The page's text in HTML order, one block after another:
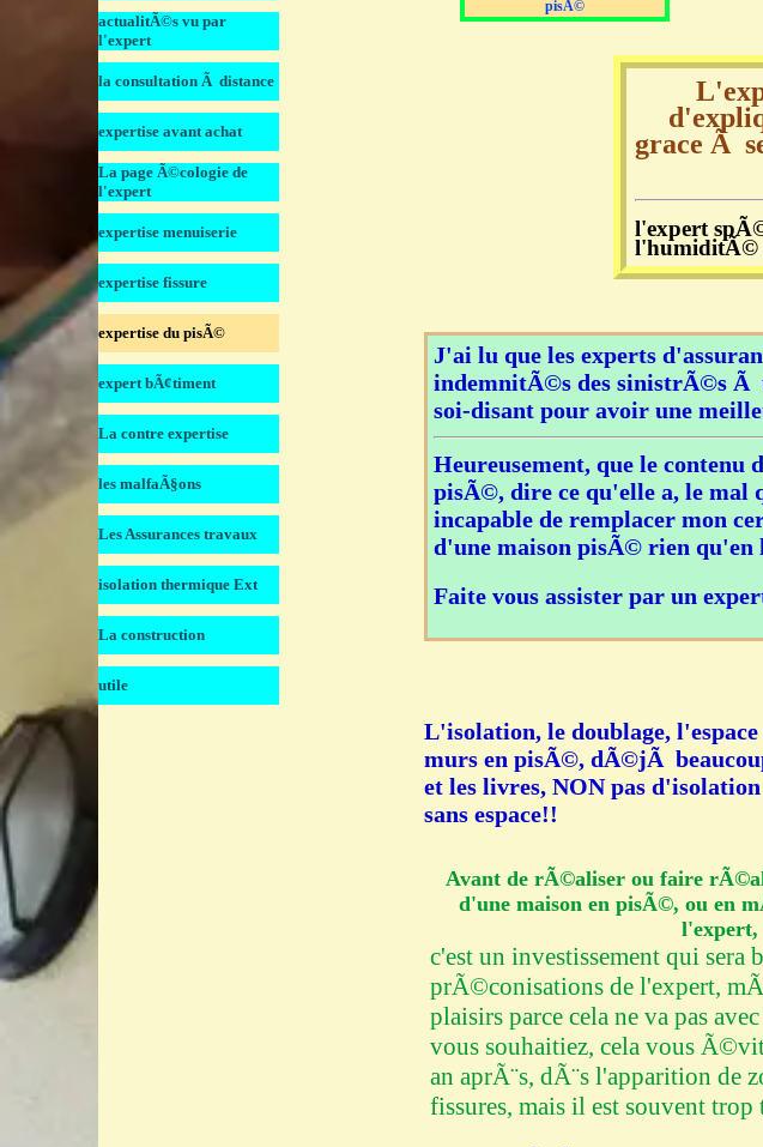
actualitÃ©s vu par
l'expert
la consultation Ã distance
expertise avant achat
La page Ã©cologie de
l'expert
expertise menuiserie
expertise fissure
expertise du pisÃ©
expert bÃ¢timent
La contre expertise
les malfaÃ§ons
Les Assurances travaux
isolation thermique Ext
La construction
utile
pisÃ©
grace Ã
l'expert
l'humiditÃ©
J'ai lu que les experts
indemnitÃ©s des sinistrÃ©s Ã
soi-disant pour avoir une
Heureusement, que le contenu
pisÃ©, dire ce qu'elle a, le mal
incapable de remplacer mon
d'une maison pisÃ© rien qu'en
Faite vous assister par un
L'isolation, le doublage,
murs en pisÃ©, dÃ©jÃ
et les livres, NON pas
sans espace!!
Avant de rÃ©aliser ou faire
d'une maison en pisÃ©, ou en
l'expert,
c'est un investissement qui
prÃ©conisations de l'expert,
plaisirs parce cela ne va pas
vous souhaitiez, cela vous
an aprÃ¨s, dÃ¨s l'apparition de
fissures, mais il est souvent trop